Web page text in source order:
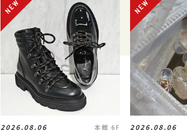
2026.08.06 本館 6F 2026.08.06